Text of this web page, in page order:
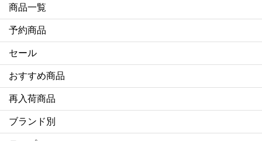
商品一覧
予約商品
セール
おすすめ商品
再入荷商品
ブランド別